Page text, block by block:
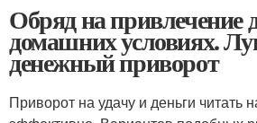
Обряд на привлечение
домашних условиях.
денежный приворот
Приворот на удачу и деньги читать